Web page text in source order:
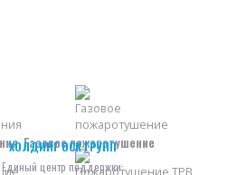
ХОЛДИНГ ОСК ГРУПП
Единый центр поддержки:
Газовое пожаротушение